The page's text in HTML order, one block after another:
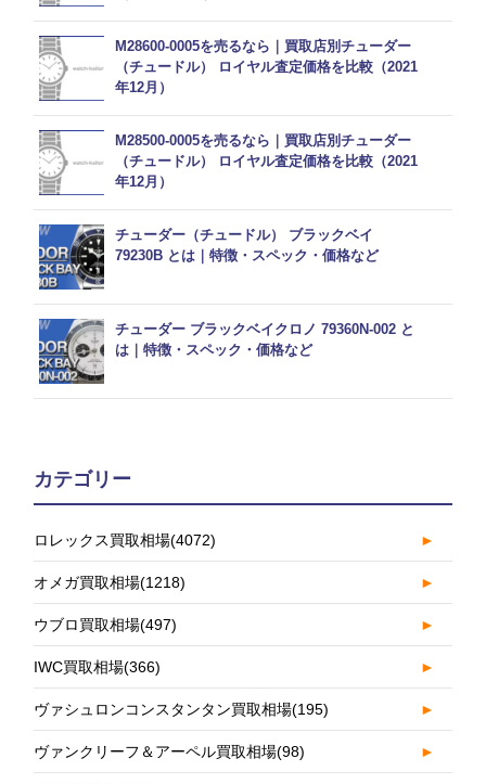
M28600-0005を売るなら｜買取店別チューダー
（チュードル） ロイヤル査定価格を比較（2021
年12月）
M28500-0005を売るなら｜買取店別チューダー
（チュードル） ロイヤル査定価格を比較（2021
年12月）
チューダー（チュードル） ブラックベイ
79230B とは｜特徴・スペック・価格など
チューダー ブラックベイクロノ 79360N-002 と
は｜特徴・スペック・価格など
カテゴリー
ロレックス買取相場(4072) ►
オメガ買取相場(1218) ►
ウブロ買取相場(497) ►
IWC買取相場(366) ►
ヴァシュロンコンスタンタン買取相場(195) ►
ヴァンクリーフ＆アーペル買取相場(98) ►